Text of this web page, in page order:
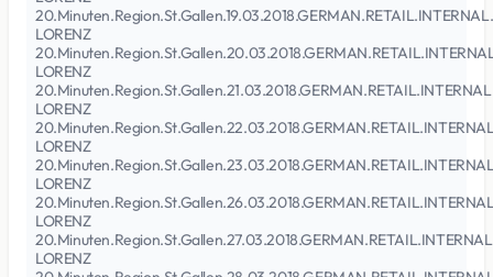
LORENZ
LORENZ
LORENZ
LORENZ
LORENZ
LORENZ
LORENZ